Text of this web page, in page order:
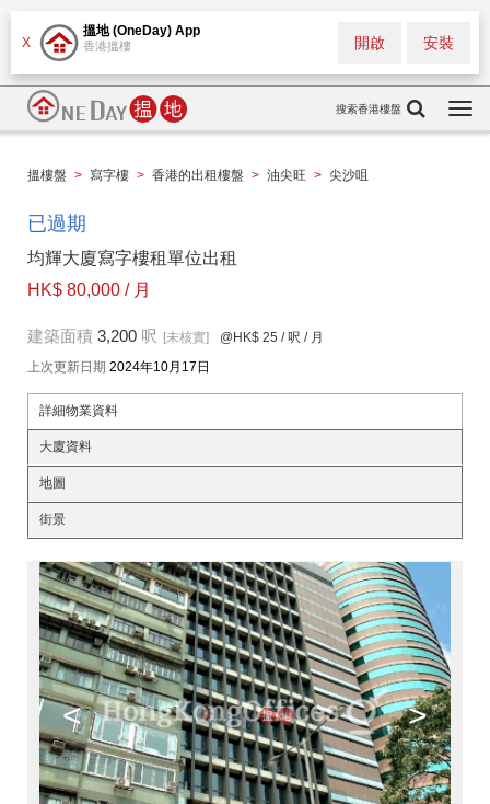
X
搵地 (OneDay) App
香港搵樓 安裝
開啟
搜索香港樓盤
搵樓盤 > 寫字樓 > 香港的出租樓盤 > 油尖旺 > 尖沙咀
已過期
均輝大廈寫字樓租單位出租
HK$ 80,000 / 月
建築面積 3,200 呎 [未核實] @HK$ 25 / 呎 / 月
上次更新日期 2024年10月17日
詳細物業資料
大廈資料
地圖
街景
< >